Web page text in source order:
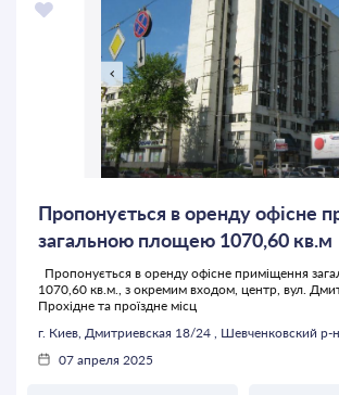
Пропонується в оренду офісне
загальною площею 1070,60 кв.м
Пропонується в оренду офісне приміщення
1070,60 кв.м., з окремим входом, центр, вул.
Прохідне та проїздне місц
г. Киев, Дмитриевская 18/24 , Шевченковский р-н
07 апреля 2025